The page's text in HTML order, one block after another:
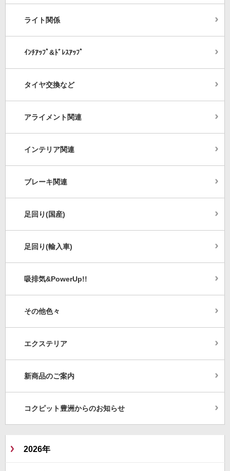
ライト関係
ｲﾝﾁｱｯﾌﾟ&ﾄﾞﾚｽｱｯﾌﾟ
タイヤ交換など
アライメント関連
インテリア関連
ブレーキ関連
足回り(国産)
足回り(輸入車)
吸排気&PowerUp!!
その他色々
エクステリア
新商品のご案内
コクピット豊洲からのお知らせ
2026年